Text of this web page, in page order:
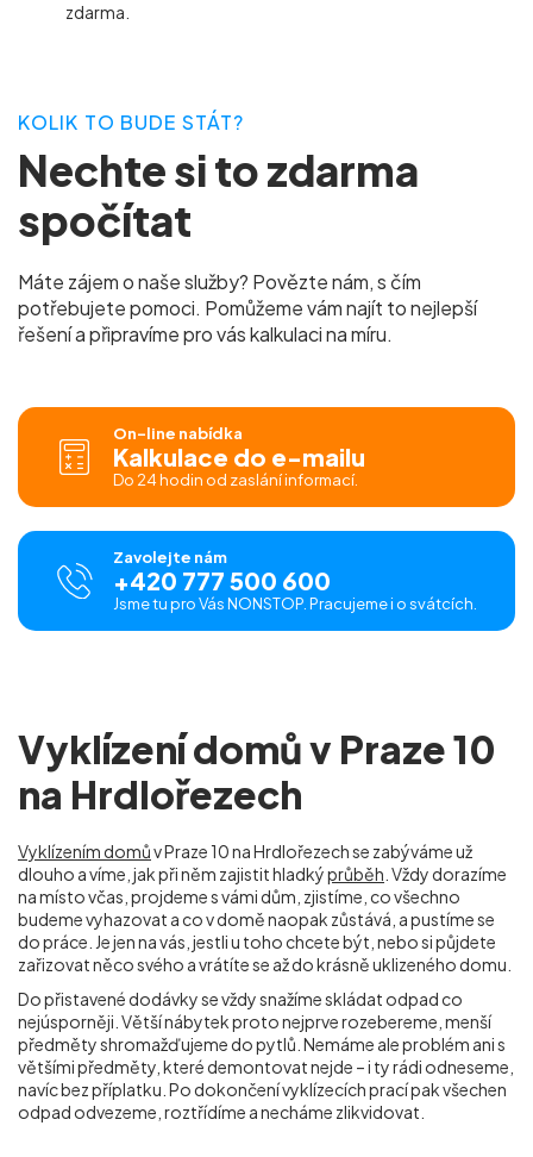
zdarma.
KOLIK TO BUDE STÁT?
Nechte si to zdarma
spočítat
Máte zájem o naše služby? Povězte nám, s čím
potřebujete pomoci. Pomůžeme vám najít to nejlepší
řešení a připravíme pro vás kalkulaci na míru.
On-line nabídka
Kalkulace do e-mailu
Do 24 hodin od zaslání informací.
Zavolejte nám
+420 777 500 600
Jsme tu pro Vás NONSTOP. Pracujeme i o svátcích.
Vyklízení domů v Praze 10
na Hrdlořezech
Vyklízením domův Praze 10 na Hrdlořezech se zabýváme už
dlouho a víme, jak při něm zajistit hladkýprůběh . Vždy dorazíme
na místo včas, projdeme s vámi dům, zjistíme, co všechno
budeme vyhazovat a co v domě naopak zůstává, a pustíme se
do práce. Je jen na vás, jestli u toho chcete být, nebo si půjdete
zařizovat něco svého a vrátíte se až do krásně uklizeného domu.
Do přistavené dodávky se vždy snažíme skládat odpad co
nejúsporněji. Větší nábytek proto nejprve rozebereme, menší
předměty shromažďujeme do pytlů. Nemáme ale problém ani s
většími předměty, které demontovat nejde – i ty rádi odneseme,
navíc bez příplatku. Po dokončení vyklízecích prací pak všechen
odpad odvezeme, roztřídíme a necháme zlikvidovat.